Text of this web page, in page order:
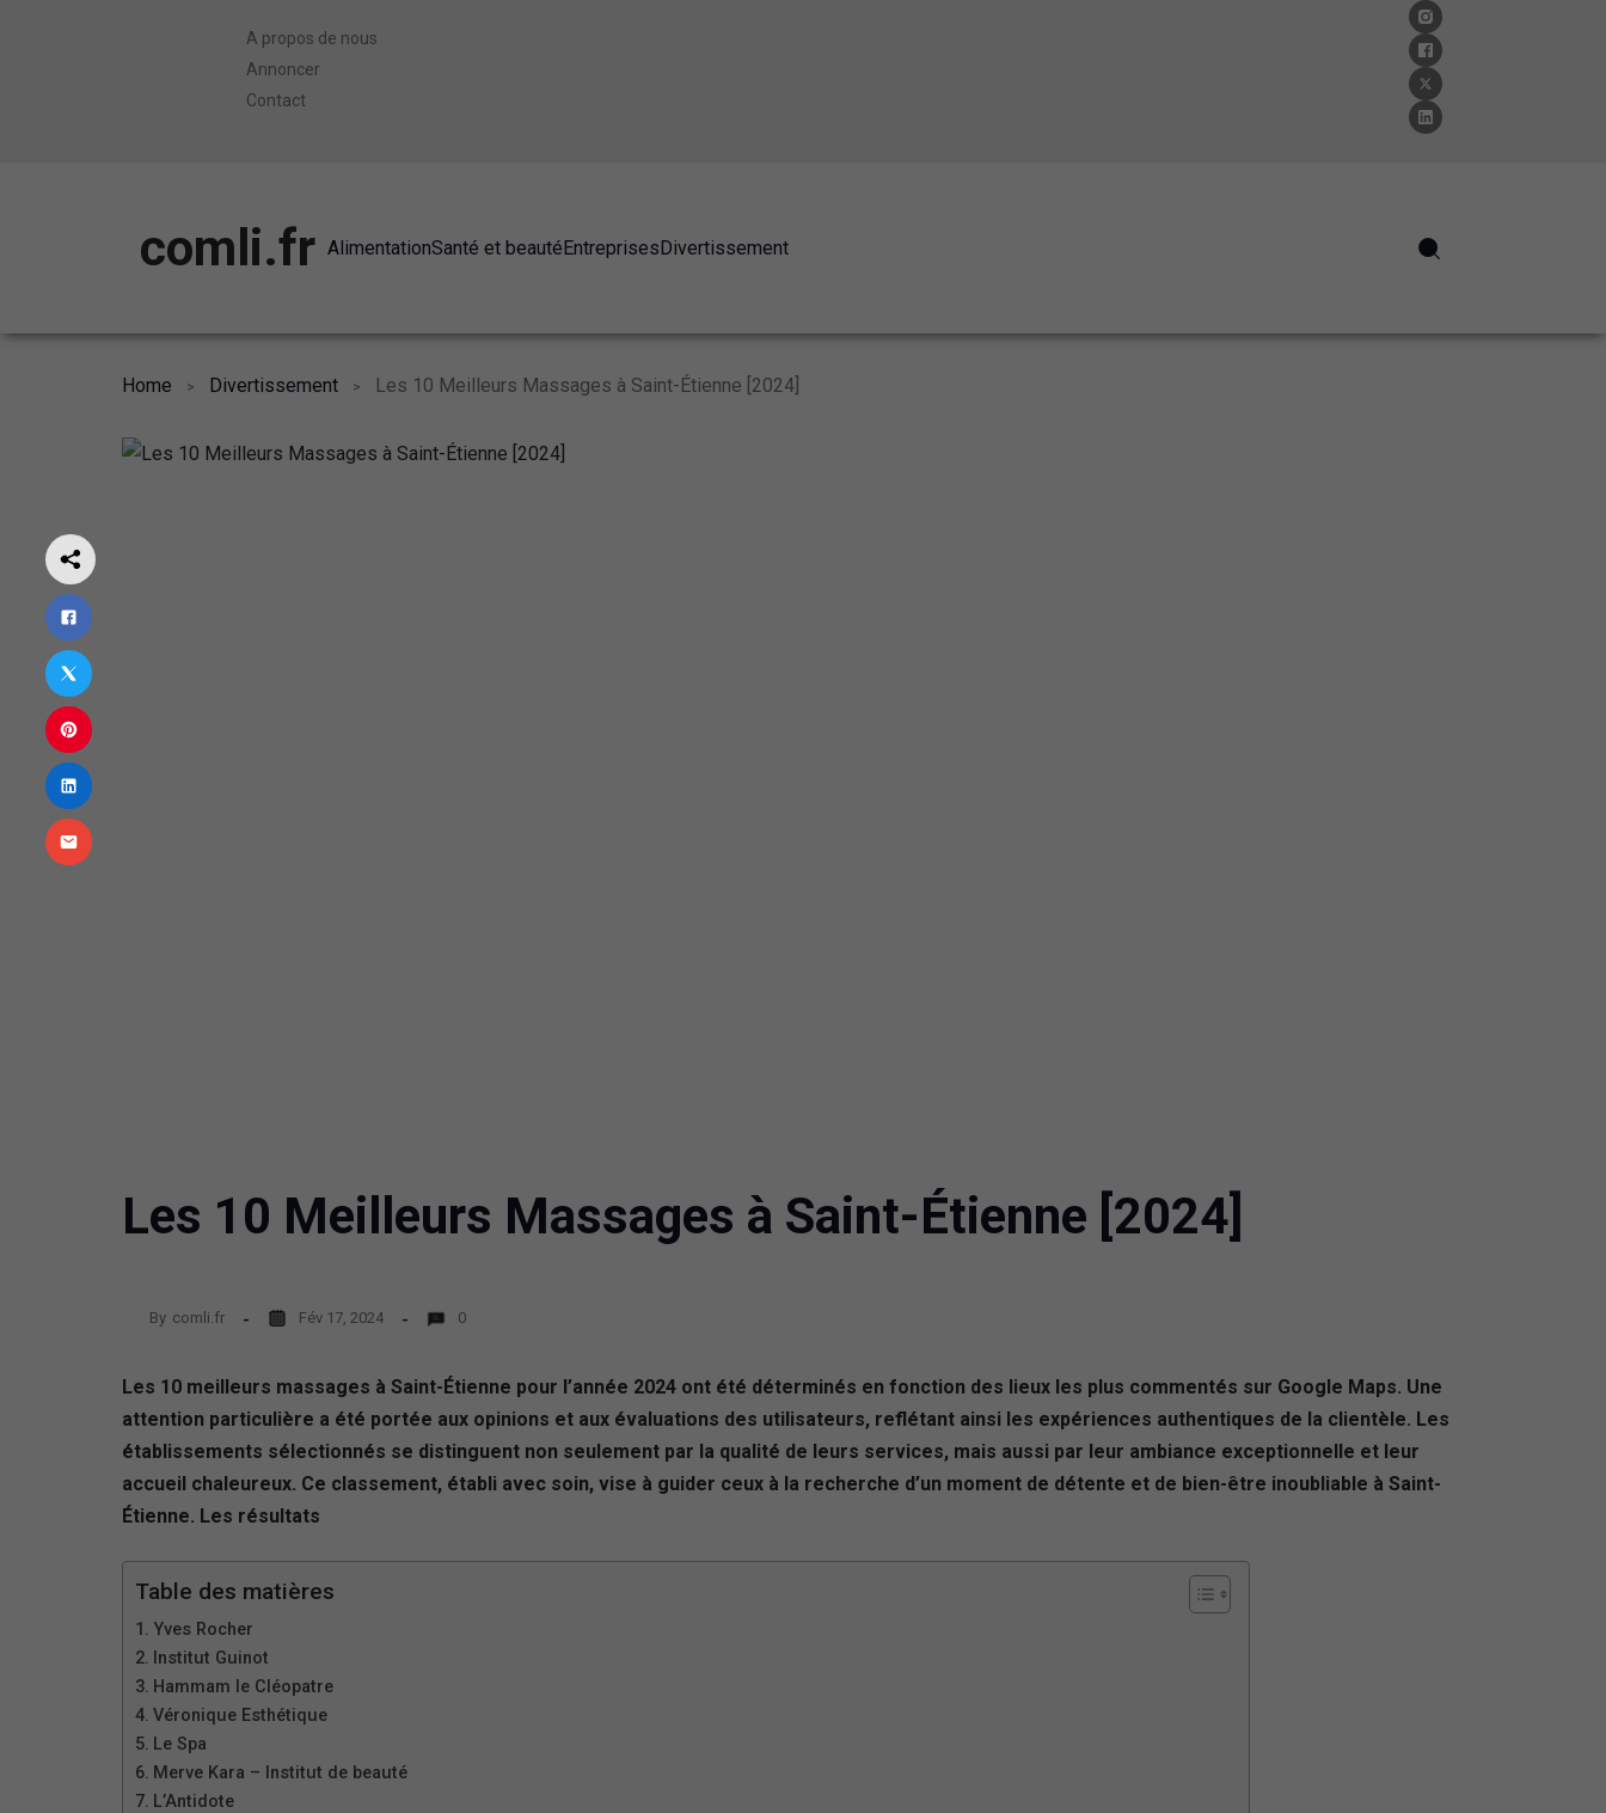
A propos de nous
Annoncer
Contact
comli.fr AlimentationSanté et beautéEntreprisesDivertissement
Home Divertissement Les 10 Meilleurs Massages à Saint-Étienne [2024]
Les 10 Meilleurs Massages à Saint-Étienne [2024]
By comli.fr Fév 17, 2024 0
Les 10 meilleurs massages à Saint-Étienne pour l’année 2024 ont été déterminés en fonction des lieux les plus commentés sur Google Maps. Une
attention particulière a été portée aux opinions et aux évaluations des utilisateurs, reflétant ainsi les expériences authentiques de la clientèle. Les
établissements sélectionnés se distinguent non seulement par la qualité de leurs services, mais aussi par leur ambiance exceptionnelle et leur
accueil chaleureux. Ce classement, établi avec soin, vise à guider ceux à la recherche d’un moment de détente et de bien-être inoubliable à Saint-
Étienne. Les résultats
Table des matières
Yves Rocher
Institut Guinot
Hammam le Cléopatre
Véronique Esthétique
Le Spa
Merve Kara – Institut de beauté
L’Antidote